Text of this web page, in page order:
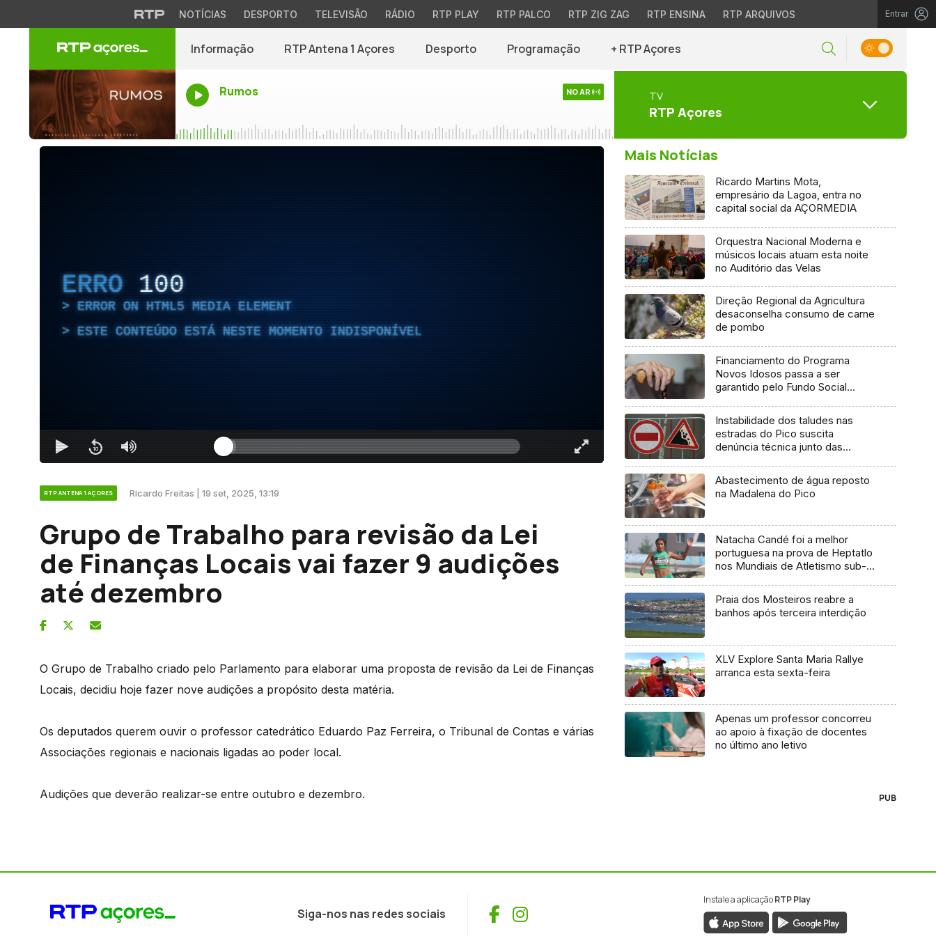
NOTÍCIAS DESPORTO TELEVISÃO RÁDIO RTP PLAY RTP PALCO RTP ZIG ZAG RTP ENSINA RTP ARQUIVOS Entrar
Informação RTP Antena 1 Açores Desporto Programação + RTP Açores
Rumos NO AR TV
RTP Açores
ERRO 100
ERROR ON HTML5 MEDIA ELEMENT
ESTE CONTEÚDO ESTÁ NESTE MOMENTO INDISPONÍVEL
RTP ANTENA 1 AÇORES Ricardo Freitas | 19 set, 2025, 13:19
Grupo de Trabalho para revisão da Lei
de Finanças Locais vai fazer 9 audições
até dezembro
O Grupo de Trabalho criado pelo Parlamento para elaborar uma proposta de revisão da Lei de Finanças
Locais, decidiu hoje fazer nove audições a propósito desta matéria.
Os deputados querem ouvir o professor catedrático Eduardo Paz Ferreira, o Tribunal de Contas e várias
Associações regionais e nacionais ligadas ao poder local.
Audições que deverão realizar-se entre outubro e dezembro.
Mais Notícias
Ricardo Martins Mota,
empresário da Lagoa, entra no
capital social da AÇORMEDIA
Orquestra Nacional Moderna e
músicos locais atuam esta noite
no Auditório das Velas
Direção Regional da Agricultura
desaconselha consumo de carne
de pombo
Financiamento do Programa
Novos Idosos passa a ser
garantido pelo Fundo Social
Instabilidade dos taludes nas
estradas do Pico suscita
denúncia técnica junto das
Abastecimento de água reposto
na Madalena do Pico
Natacha Candé foi a melhor
portuguesa na prova de Heptatlo
nos Mundiais de Atletismo sub-
Praia dos Mosteiros reabre a
banhos após terceira interdição
XLV Explore Santa Maria Rallye
arranca esta sexta-feira
Apenas um professor concorreu
ao apoio à fixação de docentes
no último ano letivo
PUB
Siga-nos nas redes sociais Facebook
Instagram
Instale a aplicaçãoRTP Play